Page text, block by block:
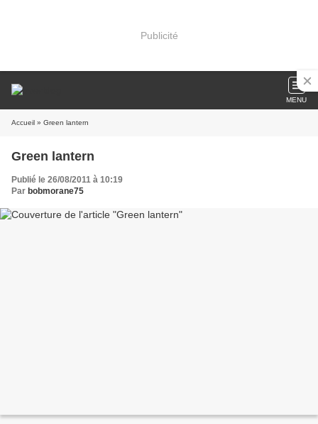
Publicité
MENU
Accueil » Green lantern
Green lantern
Publié le 26/08/2011 à 10:19
Par bobmorane75